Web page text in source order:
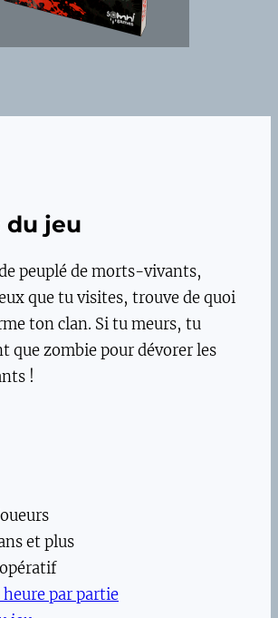
du jeu
peuplé de morts-vivants,
que tu visites, trouve de quoi
ton clan. Si tu meurs, tu
que zombie pour dévorer les
!
et plus
heure par partie